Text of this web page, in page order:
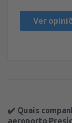
Ver
✔️ Quais
aeroporto